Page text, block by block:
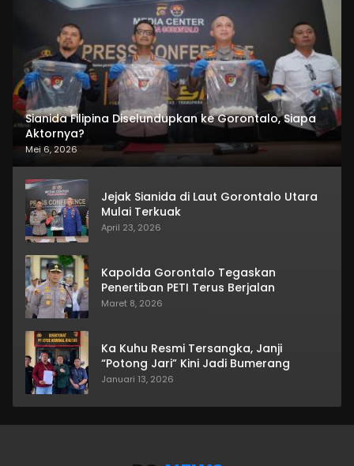
Sianida Filipina Diselundupkan ke Gorontalo, Siapa
Aktornya?
Mei 6, 2026
Jejak Sianida di Laut Gorontalo Utara
Mulai Terkuak
April 23, 2026
Kapolda Gorontalo Tegaskan
Penertiban PETI Terus Berjalan
Maret 8, 2026
Ka Kuhu Resmi Tersangka, Janji
“Potong Jari” Kini Jadi Bumerang
Januari 13, 2026